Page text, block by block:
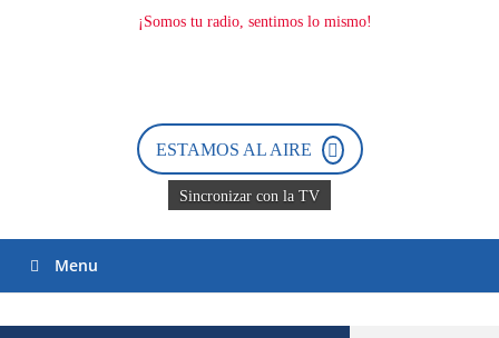
ESTAMOS AL AIRE
Sincronizar con la TV
Menu